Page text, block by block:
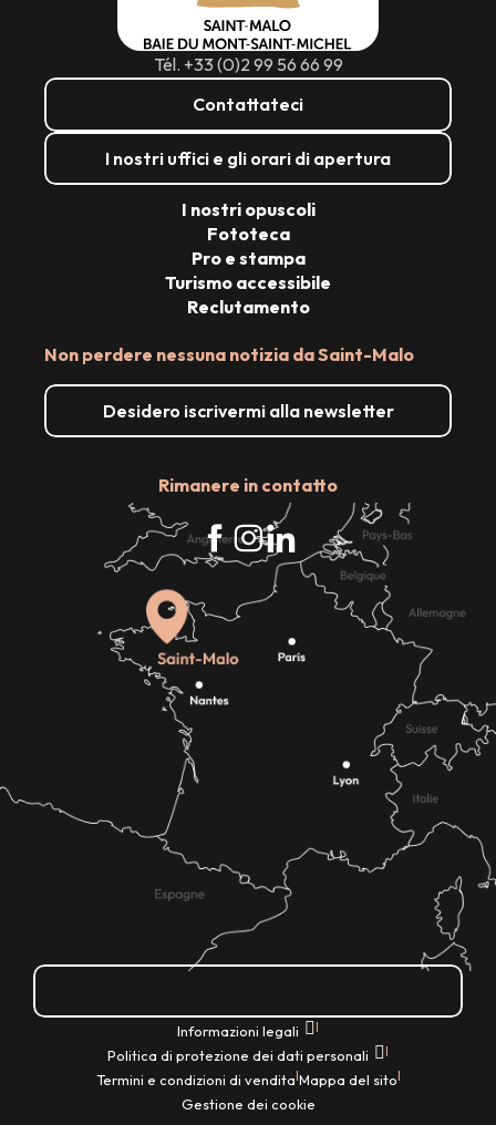
Tél. +33 (0)2 99 56 66 99
Contattateci
I nostri uffici e gli orari di apertura
Non perdere nessuna notizia da Saint-Malo
Desidero iscrivermi alla newsletter
Rimanere in contatto
I nostri opuscoli
Fototeca
Pro e stampa
Turismo accessibile
Reclutamento
Informazioni legali |
Politica di protezione dei dati personali |
Termini e condizioni di vendita|Mappa del sito|
Gestione dei cookie